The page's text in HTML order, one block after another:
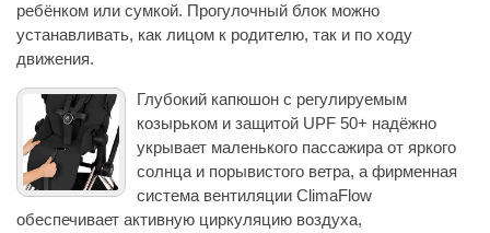
ребёнком или сумкой. Прогулочный блок можно
устанавливать, как лицом к родителю, так и по ходу
движения.
Глубокий капюшон с регулируемым
козырьком и защитой UPF 50+ надёжно
укрывает маленького пассажира от яркого
солнца и порывистого ветра, а фирменная
система вентиляции ClimaFlow
обеспечивает активную циркуляцию воздуха,